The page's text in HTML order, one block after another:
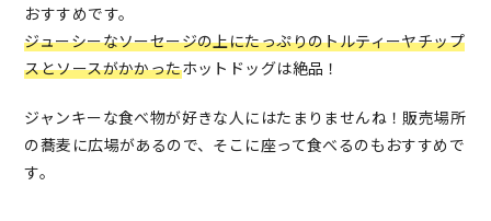
おすすめです。
ジューシーなソーセージの上にたっぷりのトルティーヤチップ
スとソースがかかったホットドッグは絶品！
ジャンキーな食べ物が好きな人にはたまりませんね！販売場所
の蕎麦に広場があるので、そこに座って食べるのもおすすめで
す。